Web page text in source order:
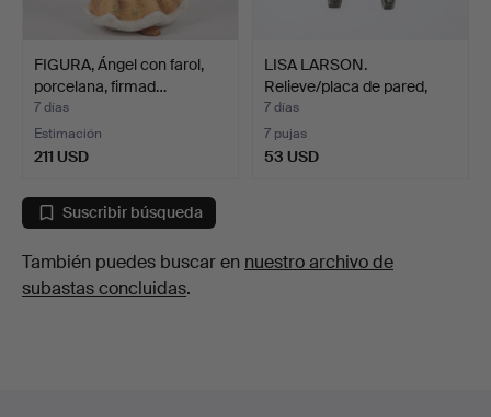
FIGURA, Ángel con farol,
porcelana, firmad…
7 días
Estimación
211 USD
LISA LARSON.
Relieve/placa de pared,
pájar…
7 días
7 pujas
53 USD
Suscribir búsqueda
También puedes buscar en nuestro archivo de
subastas concluidas.